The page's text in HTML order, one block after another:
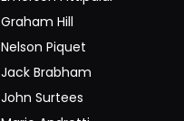
Graham Hill
Nelson Piquet
Jack Brabham
John Surtees